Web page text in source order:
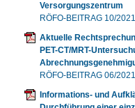
Versorgungszentrum
RÖFO-BEITRAG 10/2021
Aktuelle
PET-CT/MRT-
RÖFO-BEITRAG 06/2021
Informations- und